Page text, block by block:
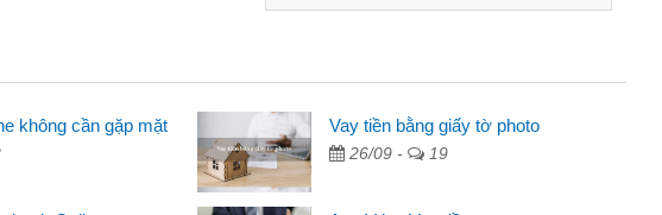
Mai Lan - Sinh viên
Tôi biết đến thông qua quảng cáo trên facebook. Tôi là
sinh viên nên cần đóng tiền nhà, sinh nhật bạn bè, mà đọc
không cần gặp mặt Vay tiền bằng giấy tờ photo
26/09 - 19